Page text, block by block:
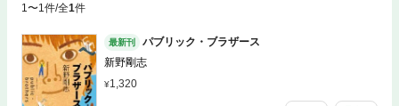
1〜1件/全1件
最新刊
パブリック・ブラザース
新野剛志
1,320